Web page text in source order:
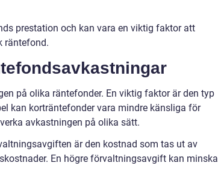
prestation och kan vara en viktig faktor att
räntefond.
på olika räntefonder. En viktig faktor är den typ
kan korträntefonder vara mindre känsliga för
avkastningen på olika sätt.
är den kostnad som tas ut av
En högre förvaltningsavgift kan minska